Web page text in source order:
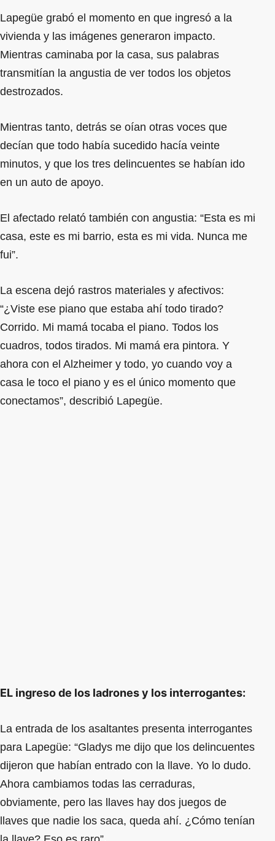
Lapegüe grabó el momento en que ingresó a la
vivienda y las imágenes generaron impacto.
Mientras caminaba por la casa, sus palabras
transmitían la angustia de ver todos los objetos
destrozados.
Mientras tanto, detrás se oían otras voces que
decían que todo había sucedido hacía veinte
minutos, y que los tres delincuentes se habían ido
en un auto de apoyo.
El afectado relató también con angustia: “Esta es mi
casa, este es mi barrio, esta es mi vida. Nunca me
fui”.
La escena dejó rastros materiales y afectivos:
“¿Viste ese piano que estaba ahí todo tirado?
Corrido. Mi mamá tocaba el piano. Todos los
cuadros, todos tirados. Mi mamá era pintora. Y
ahora con el Alzheimer y todo, yo cuando voy a
casa le toco el piano y es el único momento que
conectamos”, describió Lapegüe.
EL ingreso de los ladrones y los interrogantes:
La entrada de los asaltantes presenta interrogantes
para Lapegüe: “Gladys me dijo que los delincuentes
dijeron que habían entrado con la llave. Yo lo dudo.
Ahora cambiamos todas las cerraduras,
obviamente, pero las llaves hay dos juegos de
llaves que nadie los saca, queda ahí. ¿Cómo tenían